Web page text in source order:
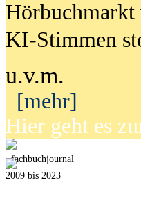
Hörbuchmarkt
KI-Stimmen
u.v.m.
[mehr]
Hier geht es
fachbuchjournal
2009 bis 2023